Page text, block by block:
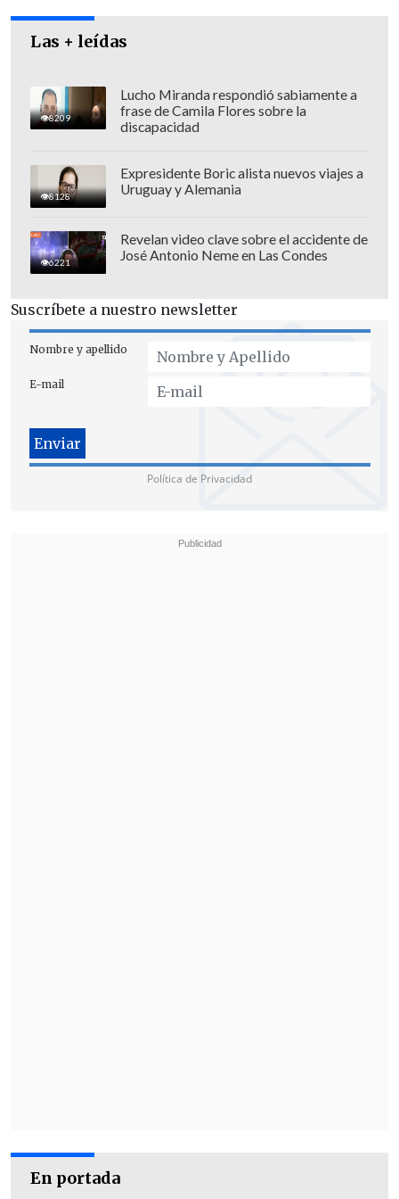
con la India y Japón.
Beijing ha causado ya más de una
alarma internacional en su carrera
espacial, como el lanzamiento de un
misil para eliminar uno de sus satélites
obsoletos, llevado a cabo en 2007.
Las + leídas
8209
Lucho Miranda respondió sabiamente a
frase de Camila Flores sobre la
discapacidad
8128
Expresidente Boric alista nuevos viajes a
Uruguay y Alemania
6221
Revelan video clave sobre el accidente de
José Antonio Neme en Las Condes
Suscríbete a nuestro newsletter
Nombre y apellido
E-mail
Política de Privacidad
En portada